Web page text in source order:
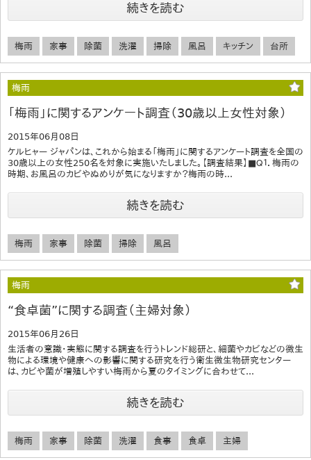
続きを読む
梅雨 家事 除菌 洗濯 掃除 風呂 キッチン 台所
梅雨
「梅雨」に関するアンケート調査（30歳以上女性対象）
2015年06月08日
ケルヒャー ジャパンは、これから始まる「梅雨」に関するアンケート調査を全国の
30歳以上の女性250名を対象に実施いたしました。【調査結果】■Ｑ１．梅雨の
時期、お風呂のカビやぬめりが気になりますか？梅雨の時...
続きを読む
梅雨 家事 除菌 掃除 風呂
梅雨
“食卓菌”に関する調査（主婦対象）
2015年06月26日
生活者の意識・実態に関する調査を行うトレンド総研と、細菌やカビなどの微生
物による環境や健康への影響に関する研究を行う衛生微生物研究センター
は、カビや菌が増殖しやすい梅雨から夏のタイミングに合わせて...
続きを読む
梅雨 家事 除菌 洗濯 食事 食卓 主婦